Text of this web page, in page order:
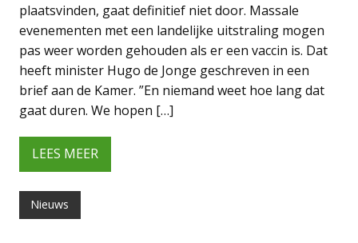
plaatsvinden, gaat definitief niet door. Massale
evenementen met een landelijke uitstraling mogen
pas weer worden gehouden als er een vaccin is. Dat
heeft minister Hugo de Jonge geschreven in een
brief aan de Kamer. ”En niemand weet hoe lang dat
gaat duren. We hopen […]
LEES MEER
Nieuws